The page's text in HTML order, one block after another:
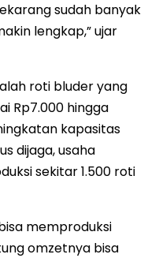
sudah banyak
lengkap,” ujar
roti bluder yang
Rp7.000 hingga
kapasitas
dijaga, usaha
sekitar 1.500 roti
memproduksi
omzetnya bisa